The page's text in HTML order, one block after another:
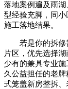
落地案例遍及雨
型经验充脚，同
施工落地结果。
若是你的拆修
片区，优先选择
少有的兼具专业
久公益担任的老
式笼盖新房整拆